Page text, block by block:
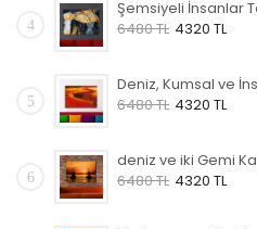
4
6480 TL 4320 TL
5
6480 TL 4320 TL
6
6480 TL 4320 TL